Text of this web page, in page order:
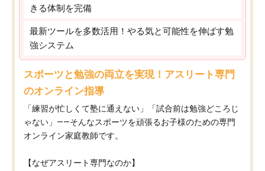
きる体制を完備
最新ツールを多数活用！やる気と可能性を伸ばす勉
強システム
スポーツと勉強の両立を実現！アスリート専門
のオンライン指導
「練習が忙しくて塾に通えない」「試合前は勉強どころじ
ゃない」——そんなスポーツを頑張るお子様のための専門
オンライン家庭教師です。
【なぜアスリート専門なのか】